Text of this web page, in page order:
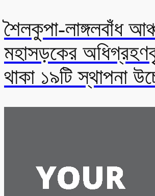
শৈলকুপা-লাঙ্গলবাঁধ
মহাসড়কের
থাকা ১৯টি স্থাপনা